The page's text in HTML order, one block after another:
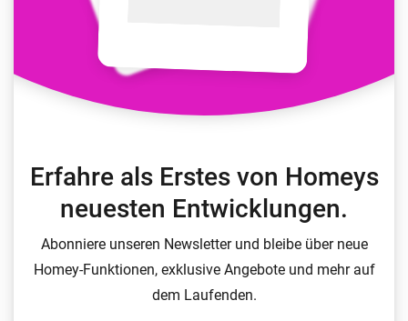
Erfahre als Erstes von Homeys
neuesten Entwicklungen.
Abonniere unseren Newsletter und bleibe über neue
Homey-Funktionen, exklusive Angebote und mehr auf
dem Laufenden.